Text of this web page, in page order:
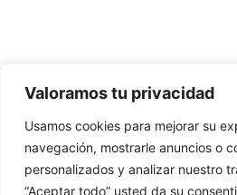
Valoramos tu privacidad
Usamos cookies para mejorar su
navegación, mostrarle anuncios o
personalizados y analizar nuestro
“Aceptar todo” usted da su
Redes Cristianas
Una mirada alternativa sobre la Iglesia
- Colectivos de Redes Cristianas